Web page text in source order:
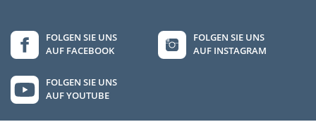
FOLGEN SIE UNS
AUF FACEBOOK
FOLGEN SIE UNS
AUF INSTAGRAM
FOLGEN SIE UNS
AUF YOUTUBE